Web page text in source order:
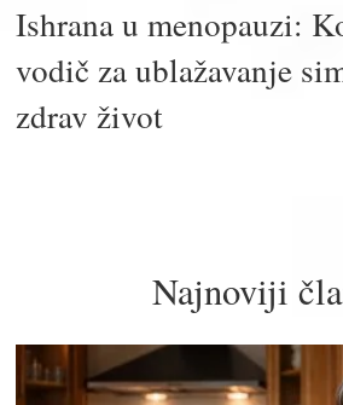
Ishrana u menopauzi:
vodič za ublažavanje
zdrav život
Najnoviji